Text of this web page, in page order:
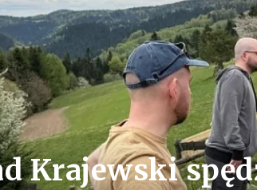
Krajewski